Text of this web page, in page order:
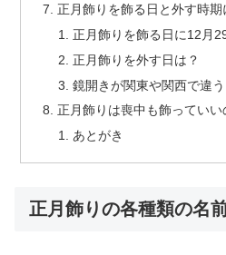
正月飾りを飾る日と外す時
正月飾りを飾る日に12月
正月飾りを外す日は？
鏡開きが関東や関西で違う
正月飾りは喪中も飾っていい
あとがき
正月飾りの各種類の名